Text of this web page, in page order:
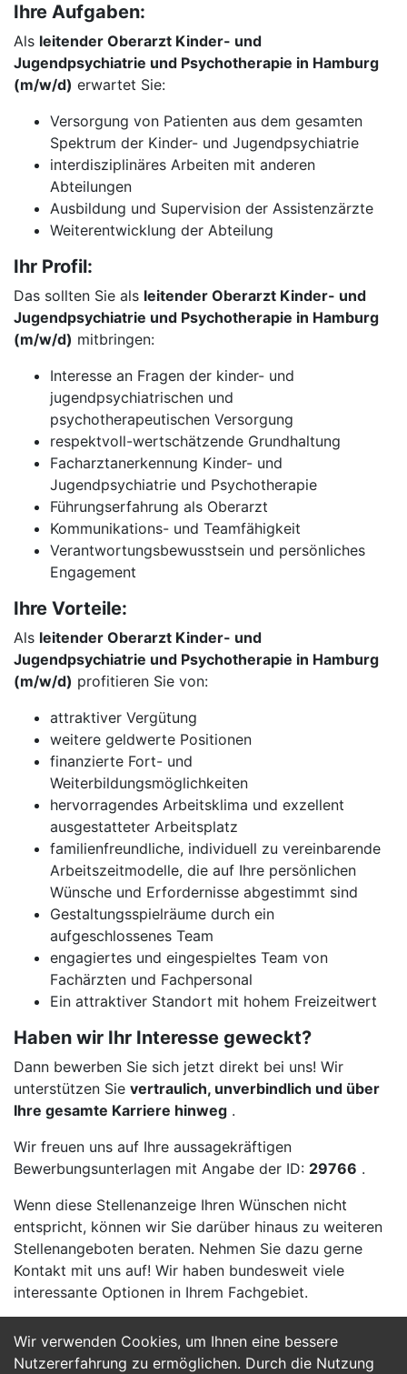
Wir verwenden Cookies, um Ihnen eine bessere
Nutzererfahrung zu ermöglichen. Durch die Nutzung
Ihre Aufgaben:
Als leitender Oberarzt Kinder- und
Jugendpsychiatrie und Psychotherapie in Hamburg
(m/w/d) erwartet Sie:
Versorgung von Patienten aus dem gesamten
Spektrum der Kinder- und Jugendpsychiatrie
interdisziplinäres Arbeiten mit anderen
Abteilungen
Ausbildung und Supervision der Assistenzärzte
Weiterentwicklung der Abteilung
Ihr Profil:
Das sollten Sie als leitender Oberarzt Kinder- und
Jugendpsychiatrie und Psychotherapie in Hamburg
(m/w/d) mitbringen:
Interesse an Fragen der kinder- und
jugendpsychiatrischen und
psychotherapeutischen Versorgung
respektvoll-wertschätzende Grundhaltung
Facharztanerkennung Kinder- und
Jugendpsychiatrie und Psychotherapie
Führungserfahrung als Oberarzt
Kommunikations- und Teamfähigkeit
Verantwortungsbewusstsein und persönliches
Engagement
Ihre Vorteile:
Als leitender Oberarzt Kinder- und
Jugendpsychiatrie und Psychotherapie in Hamburg
(m/w/d) profitieren Sie von:
attraktiver Vergütung
weitere geldwerte Positionen
finanzierte Fort- und
Weiterbildungsmöglichkeiten
hervorragendes Arbeitsklima und exzellent
ausgestatteter Arbeitsplatz
familienfreundliche, individuell zu vereinbarende
Arbeitszeitmodelle, die auf Ihre persönlichen
Wünsche und Erfordernisse abgestimmt sind
Gestaltungsspielräume durch ein
aufgeschlossenes Team
engagiertes und eingespieltes Team von
Fachärzten und Fachpersonal
Ein attraktiver Standort mit hohem Freizeitwert
Haben wir Ihr Interesse geweckt?
Dann bewerben Sie sich jetzt direkt bei uns! Wir
unterstützen Sie vertraulich, unverbindlich und über
Ihre gesamte Karriere hinweg .
Wir freuen uns auf Ihre aussagekräftigen
Bewerbungsunterlagen mit Angabe der ID: 29766 .
Wenn diese Stellenanzeige Ihren Wünschen nicht
entspricht, können wir Sie darüber hinaus zu weiteren
Stellenangeboten beraten. Nehmen Sie dazu gerne
Kontakt mit uns auf! Wir haben bundesweit viele
interessante Optionen in Ihrem Fachgebiet.
Jetzt Bewerben